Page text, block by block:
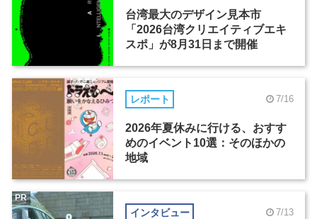
台湾最大のデザイン見本市
「2026台湾クリエイティブエキ
スポ」が8月31日まで開催
レポート 7/16
2026年夏休みに行ける、おすす
めのイベント10選：そのほかの
地域
インタビュー 7/13
PR